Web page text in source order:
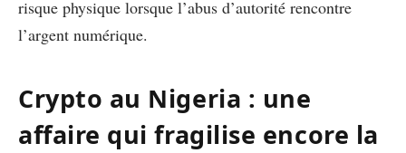
risque physique lorsque l’abus d’autorité rencontre
l’argent numérique.
Crypto au Nigeria : une
affaire qui fragilise encore la